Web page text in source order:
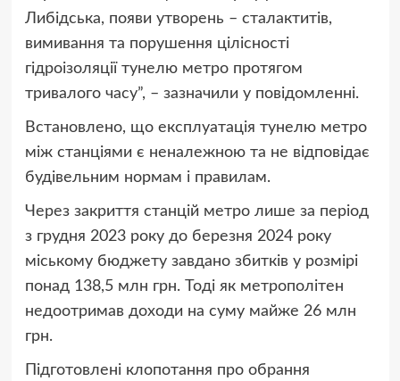
Либідська, появи утворень – сталактитів,
вимивання та порушення цілісності
гідроізоляції тунелю метро протягом
тривалого часу”, – зазначили у повідомленні.
Встановлено, що експлуатація тунелю метро
між станціями є неналежною та не відповідає
будівельним нормам і правилам.
Через закриття станцій метро лише за період
з грудня 2023 року до березня 2024 року
міському бюджету завдано збитків у розмірі
понад 138,5 млн грн. Тоді як метрополітен
недоотримав доходи на суму майже 26 млн
грн.
Підготовлені клопотання про обрання